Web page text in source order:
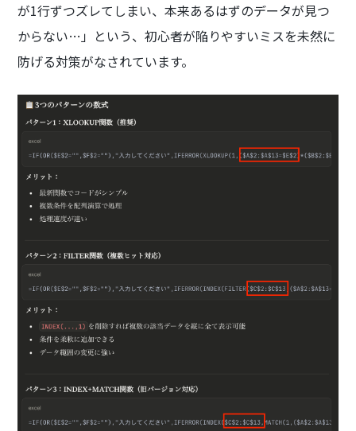
が1行ずつズレてしまい、本来あるはずのデータが見つ
からない…」という、初心者が陥りやすいミスを未然に
防げる対策がなされています。